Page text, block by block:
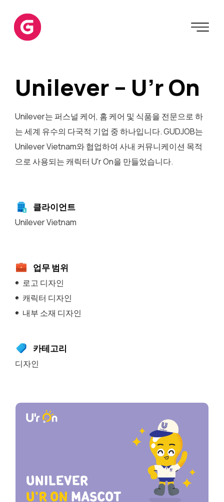
Unilever – U’r On
Unilever는 퍼스널 케어, 홈 케어 및 식품을 전문으로 하
는 세계 유수의 다국적 기업 중 하나입니다. GUDJOB는
Unilever Vietnam와 협업하여 사내 커뮤니케이션 목적
으로 사용되는 캐릭터 U'r On을 만들었습니다.
클라이언트
Unilever Vietnam
업무 범위
로고 디자인
캐릭터 디자인
내부 소재 디자인
카테고리
디자인